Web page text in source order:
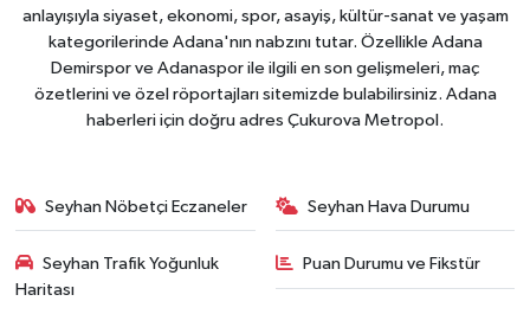
anlayışıyla siyaset, ekonomi, spor, asayiş, kültür-sanat ve yaşam
kategorilerinde Adana'nın nabzını tutar. Özellikle Adana
Demirspor ve Adanaspor ile ilgili en son gelişmeleri, maç
özetlerini ve özel röportajları sitemizde bulabilirsiniz. Adana
haberleri için doğru adres Çukurova Metropol.
Seyhan Nöbetçi Eczaneler Seyhan Hava Durumu
Seyhan Trafik Yoğunluk
Haritası
Puan Durumu ve Fikstür